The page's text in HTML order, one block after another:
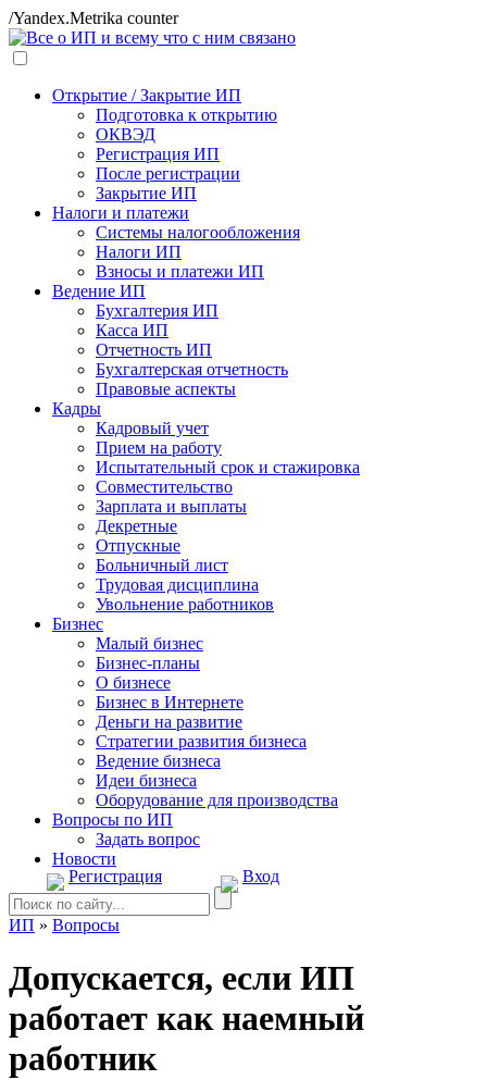
/Yandex.Metrika counter
Открытие / Закрытие ИП
Подготовка к открытию
ОКВЭД
Регистрация ИП
После регистрации
Закрытие ИП
Налоги и платежи
Системы налогообложения
Налоги ИП
Взносы и платежи ИП
Ведение ИП
Бухгалтерия ИП
Касса ИП
Отчетность ИП
Бухгалтерская отчетность
Правовые аспекты
Кадры
Кадровый учет
Прием на работу
Испытательный срок и стажировка
Совместительство
Зарплата и выплаты
Декретные
Отпускные
Больничный лист
Трудовая дисциплина
Увольнение работников
Бизнес
Малый бизнес
Бизнес-планы
О бизнесе
Бизнес в Интернете
Деньги на развитие
Стратегии развития бизнеса
Ведение бизнеса
Идеи бизнеса
Оборудование для производства
Вопросы по ИП
Задать вопрос
Новости
Регистрация
Вход
ИП » Вопросы
Допускается, если ИП
работает как наемный
работник